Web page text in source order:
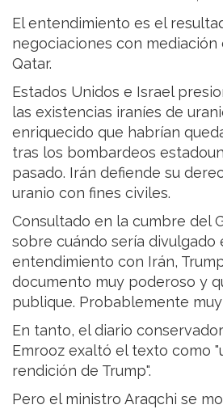
El entendimiento es el
negociaciones con mediación
Qatar.
Estados Unidos e Israel
las existencias iraníes de
enriquecido que habrían
tras los bombardeos
pasado. Irán defiende su
uranio con fines civiles.
Consultado en la cumbre del
sobre cuándo sería divulgado
entendimiento con Irán,
documento muy poderoso y
publique. Probablemente
En tanto, el diario
Emrooz exaltó el texto como
rendición de Trump".
Pero el ministro Araqchi se